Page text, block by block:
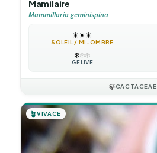
Mamilaire
Mammillaria geminispina
☀️☀️☀️
SOLEIL / MI-OMBRE
❄️❄️❄️
GÉLIVE
🍃CACTACEAE
🪴VIVACE